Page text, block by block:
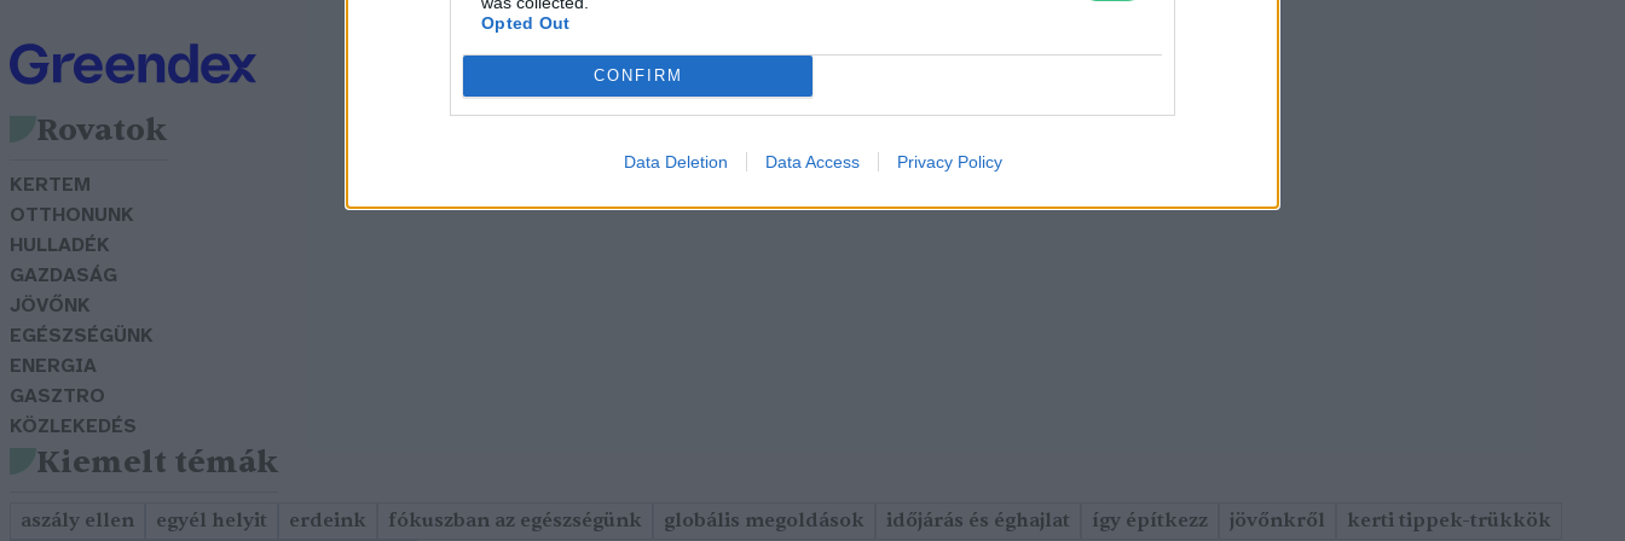
Opted Out
CONFIRM
Data Deletion Data Access Privacy Policy
Rovatok
KERTEM
OTTHONUNK
HULLADÉK
GAZDASÁG
JÖVŐNK
EGÉSZSÉGÜNK
ENERGIA
GASZTRO
KÖZLEKEDÉS
Kiemelt témák
aszály ellen egyél helyit erdeink fókuszban az egészségünk globális megoldások időjárás és éghajlat így építkezz jövőnkről kerti tippek-trükkök